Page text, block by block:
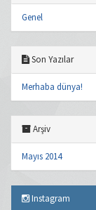
Genel
Son Yazılar
Merhaba dünya!
Arşiv
Mayıs 2014
Instagram